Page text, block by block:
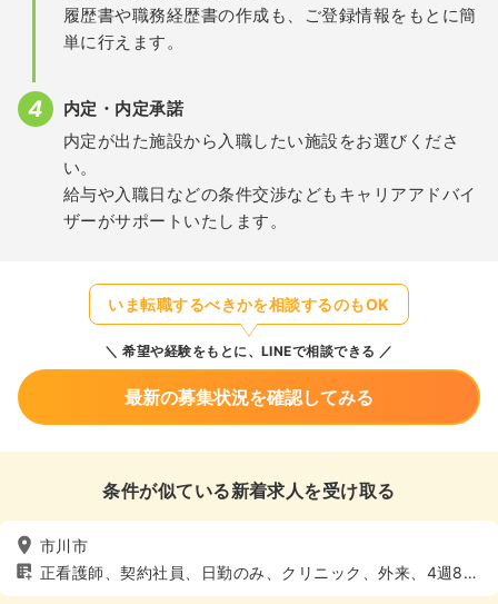
履歴書や職務経歴書の作成も、ご登録情報をもとに簡
単に行えます。
内定・内定承諾
内定が出た施設から入職したい施設をお選びくださ
い。
給与や入職日などの条件交渉などもキャリアアドバイ
ザーがサポートいたします。
いま転職するべきかを相談するのもOK
希望や経験をもとに、LINEで相談できる
最新の募集状況を確認してみる
条件が似ている新着求人を受け取る
市川市
正看護師、契約社員、日勤のみ、クリニック、外来、4週8休
以上